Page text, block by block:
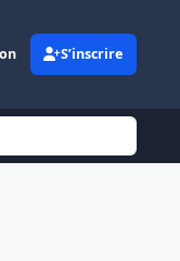
S’inscrire